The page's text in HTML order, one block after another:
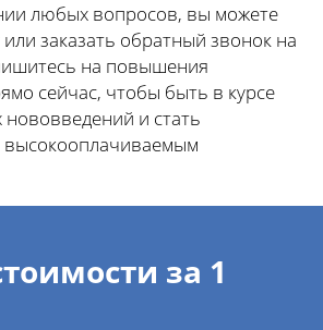
любых вопросов, вы можете
заказать обратный звонок на
на повышения
сейчас, чтобы быть в курсе
и стать
за 1